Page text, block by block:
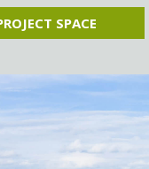
SPACE